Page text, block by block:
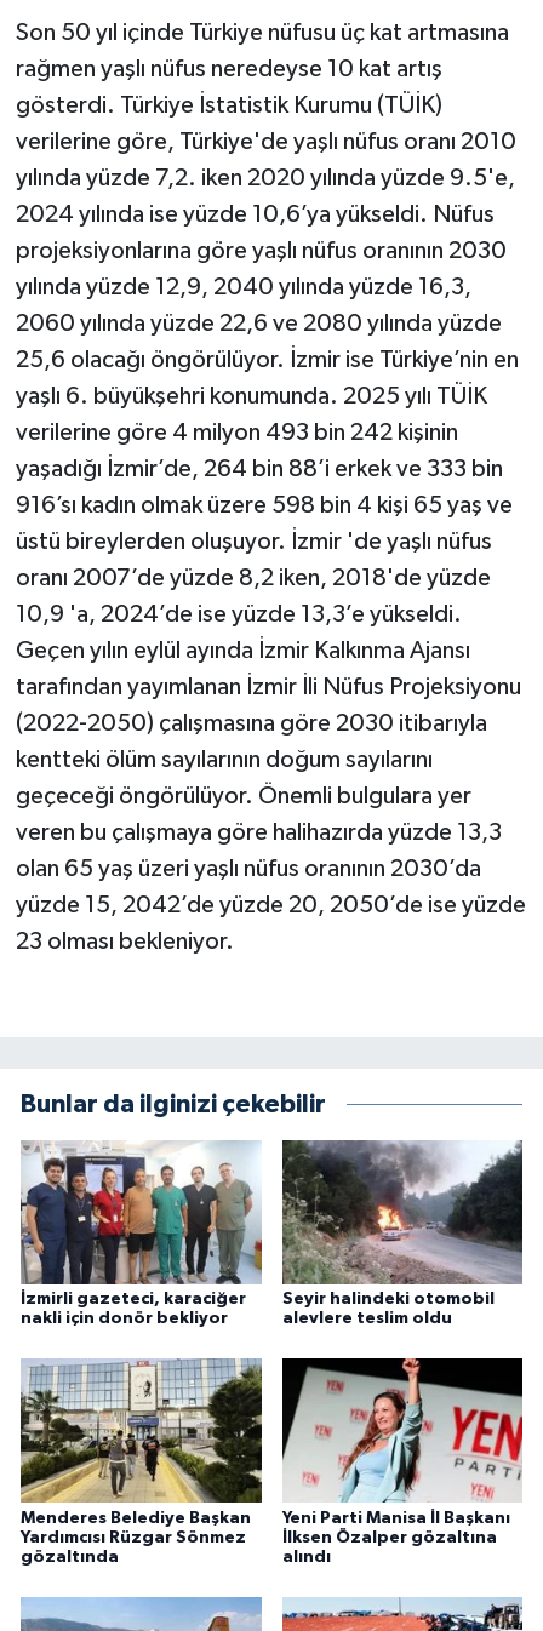
Son 50 yıl içinde Türkiye nüfusu üç kat artmasına
rağmen yaşlı nüfus neredeyse 10 kat artış
gösterdi. Türkiye İstatistik Kurumu (TÜİK)
verilerine göre, Türkiye'de yaşlı nüfus oranı 2010
yılında yüzde 7,2. iken 2020 yılında yüzde 9.5'e,
2024 yılında ise yüzde 10,6’ya yükseldi. Nüfus
projeksiyonlarına göre yaşlı nüfus oranının 2030
yılında yüzde 12,9, 2040 yılında yüzde 16,3,
2060 yılında yüzde 22,6 ve 2080 yılında yüzde
25,6 olacağı öngörülüyor. İzmir ise Türkiye’nin en
yaşlı 6. büyükşehri konumunda. 2025 yılı TÜİK
verilerine göre 4 milyon 493 bin 242 kişinin
yaşadığı İzmir’de, 264 bin 88’i erkek ve 333 bin
916’sı kadın olmak üzere 598 bin 4 kişi 65 yaş ve
üstü bireylerden oluşuyor. İzmir 'de yaşlı nüfus
oranı 2007’de yüzde 8,2 iken, 2018'de yüzde
10,9 'a, 2024’de ise yüzde 13,3’e yükseldi.
Geçen yılın eylül ayında İzmir Kalkınma Ajansı
tarafından yayımlanan İzmir İli Nüfus Projeksiyonu
(2022-2050) çalışmasına göre 2030 itibarıyla
kentteki ölüm sayılarının doğum sayılarını
geçeceği öngörülüyor. Önemli bulgulara yer
veren bu çalışmaya göre halihazırda yüzde 13,3
olan 65 yaş üzeri yaşlı nüfus oranının 2030’da
yüzde 15, 2042’de yüzde 20, 2050’de ise yüzde
23 olması bekleniyor.
Bunlar da ilginizi çekebilir
İzmirli gazeteci, karaciğer
nakli için donör bekliyor
Seyir halindeki otomobil
alevlere teslim oldu
Menderes Belediye Başkan
Yardımcısı Rüzgar Sönmez
gözaltında
Yeni Parti Manisa İl Başkanı
İlksen Özalper gözaltına
alındı